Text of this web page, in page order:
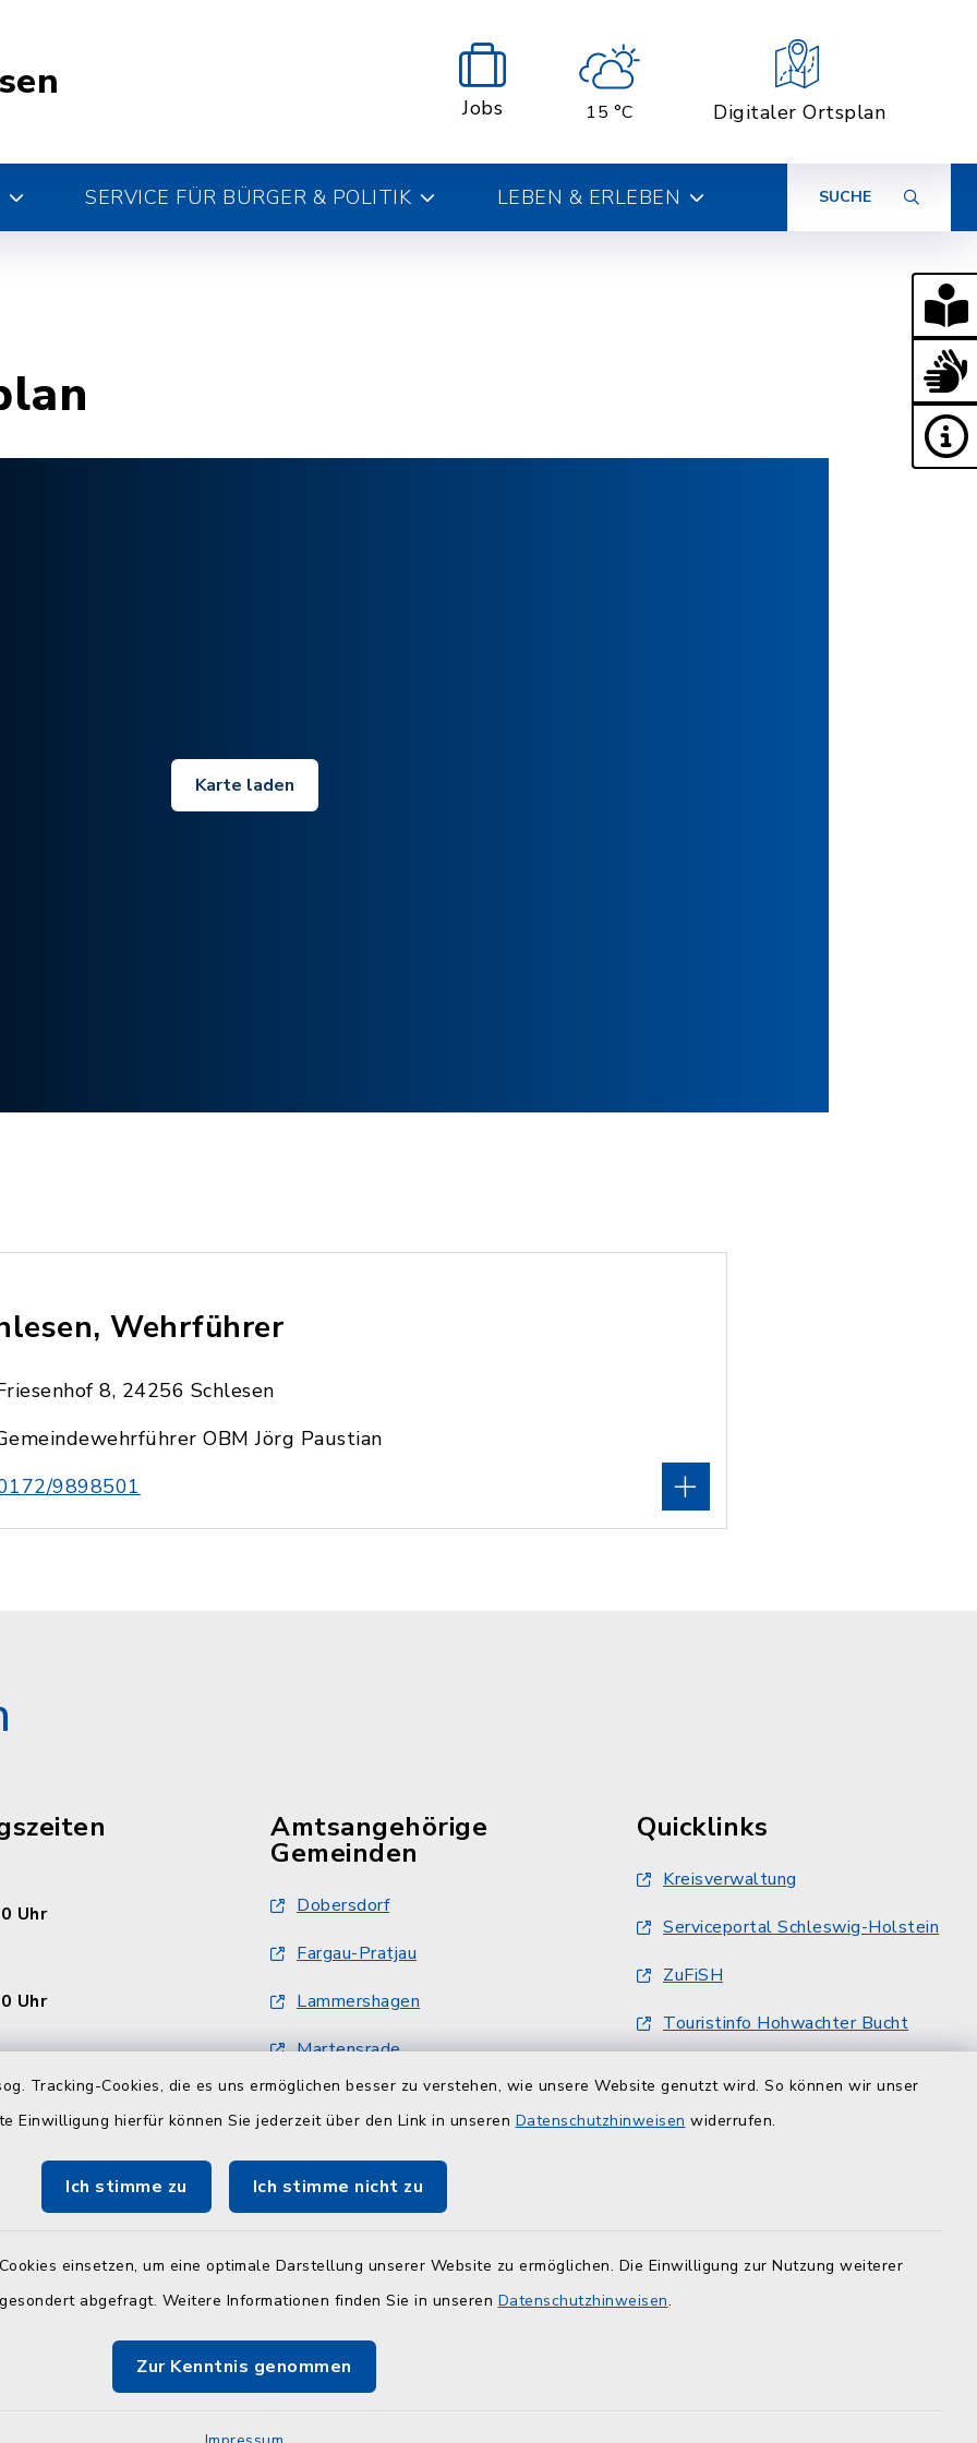
Tracking-Cookies, die es uns ermöglichen besser zu verstehen, wie unsere Website genutzt wird. So können wir unser
Einwilligung hierfür können Sie jederzeit über den Link in unseren Datenschutzhinweisen widerrufen.
Ich stimme zu Ich stimme nicht zu
einsetzen, um eine optimale Darstellung unserer Website zu ermöglichen. Die Einwilligung zur Nutzung weiterer
abgefragt. Weitere Informationen finden Sie in unseren Datenschutzhinweisen.
Zur Kenntnis genommen
Jobs 15 °C Digitaler Ortsplan
SERVICE FÜR BÜRGER & POLITIK LEBEN & ERLEBEN SUCHE
Karte laden
Wehrführer
8, 24256 Schlesen
OBM Jörg Paustian
9898501
Uhr
Uhr
Uhr und 14.00 - 18.00
Wohngeldamt nur
Vereinbarung
Amtsangehörige
Gemeinden
Dobersdorf
Fargau-Pratjau
Lammershagen
Martensrade
Mucheln
Selent
Quicklinks
Kreisverwaltung
Serviceportal Schleswig-Holstein
ZuFiSH
Touristinfo Hohwachter Bucht